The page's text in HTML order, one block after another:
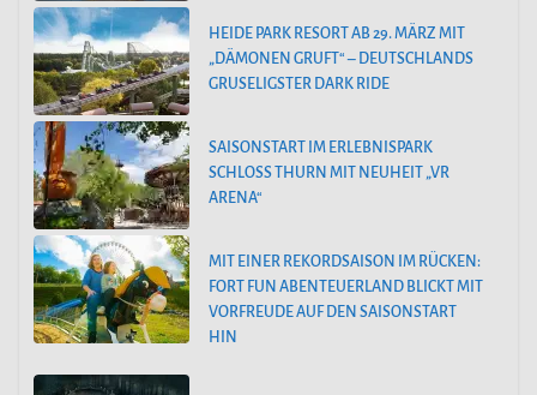
HEIDE PARK RESORT AB 29. MÄRZ MIT
„DÄMONEN GRUFT“ – DEUTSCHLANDS
GRUSELIGSTER DARK RIDE
SAISONSTART IM ERLEBNISPARK
SCHLOSS THURN MIT NEUHEIT „VR
ARENA“
MIT EINER REKORDSAISON IM RÜCKEN:
FORT FUN ABENTEUERLAND BLICKT MIT
VORFREUDE AUF DEN SAISONSTART
HIN